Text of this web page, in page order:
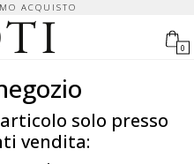
ACQUISTO
0
solo presso
vendita: